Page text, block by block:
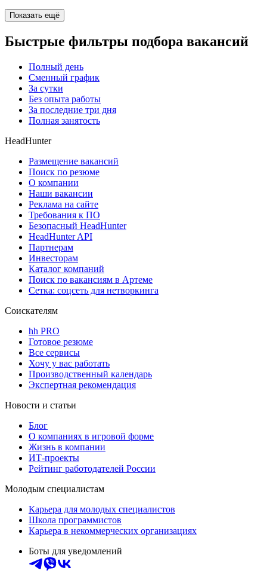
Показать ещё
Быстрые фильтры подбора вакансий
Полный день
Сменный график
За сутки
Без опыта работы
За последние три дня
Полная занятость
HeadHunter
Размещение вакансий
Поиск по резюме
О компании
Наши вакансии
Реклама на сайте
Требования к ПО
Безопасный HeadHunter
HeadHunter API
Партнерам
Инвесторам
Каталог компаний
Поиск по вакансиям в Артеме
Сетка: соцсеть для нетворкинга
Соискателям
hh PRO
Готовое резюме
Все сервисы
Хочу у вас работать
Производственный календарь
Экспертная рекомендация
Новости и статьи
Блог
О компаниях в игровой форме
Жизнь в компании
ИТ-проекты
Рейтинг работодателей России
Молодым специалистам
Карьера для молодых специалистов
Школа программистов
Карьера в некоммерческих организациях
Боты для уведомлений